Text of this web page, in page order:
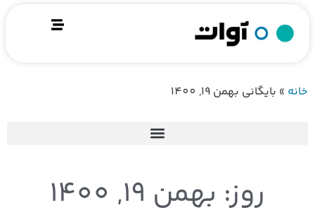
خانه » بایگانی‌ بهمن 19, 1400
روز: بهمن 19, 1400